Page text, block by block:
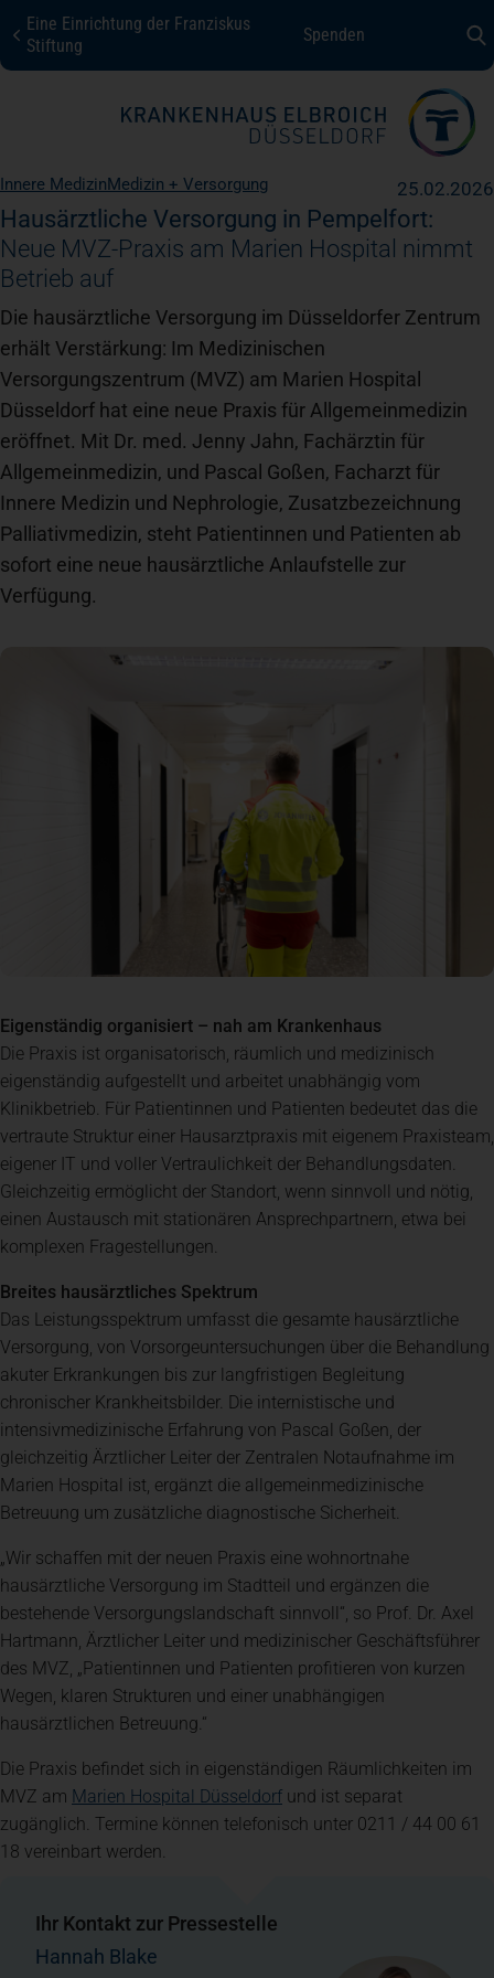
Eine Einrichtung der Franziskus
Stiftung
Spenden
KHE Düsseldorf
Patienten + Besucher
Über uns
Karriere
Kontakt
Spenden+ Helfen
Innere MedizinMedizin + Versorgung 25.02.2026
Hausärztliche Versorgung in Pempelfort:
Neue MVZ-Praxis am Marien Hospital nimmt
Betrieb auf
Die hausärztliche Versorgung im Düsseldorfer Zentrum
erhält Verstärkung: Im Medizinischen
Versorgungszentrum (MVZ) am Marien Hospital
Düsseldorf hat eine neue Praxis für Allgemeinmedizin
eröffnet. Mit Dr. med. Jenny Jahn, Fachärztin für
Allgemeinmedizin, und Pascal Goßen, Facharzt für
Innere Medizin und Nephrologie, Zusatzbezeichnung
Palliativmedizin, steht Patientinnen und Patienten ab
sofort eine neue hausärztliche Anlaufstelle zur
Verfügung.
Eigenständig organisiert – nah am Krankenhaus
Die Praxis ist organisatorisch, räumlich und medizinisch
eigenständig aufgestellt und arbeitet unabhängig vom
Klinikbetrieb. Für Patientinnen und Patienten bedeutet das die
vertraute Struktur einer Hausarztpraxis mit eigenem Praxisteam,
eigener IT und voller Vertraulichkeit der Behandlungsdaten.
Gleichzeitig ermöglicht der Standort, wenn sinnvoll und nötig,
einen Austausch mit stationären Ansprechpartnern, etwa bei
komplexen Fragestellungen.
Breites hausärztliches Spektrum
Das Leistungsspektrum umfasst die gesamte hausärztliche
Versorgung, von Vorsorgeuntersuchungen über die Behandlung
akuter Erkrankungen bis zur langfristigen Begleitung
chronischer Krankheitsbilder. Die internistische und
intensivmedizinische Erfahrung von Pascal Goßen, der
gleichzeitig Ärztlicher Leiter der Zentralen Notaufnahme im
Marien Hospital ist, ergänzt die allgemeinmedizinische
Betreuung um zusätzliche diagnostische Sicherheit.
„Wir schaffen mit der neuen Praxis eine wohnortnahe
hausärztliche Versorgung im Stadtteil und ergänzen die
bestehende Versorgungslandschaft sinnvoll“, so Prof. Dr. Axel
Hartmann, Ärztlicher Leiter und medizinischer Geschäftsführer
des MVZ, „Patientinnen und Patienten profitieren von kurzen
Wegen, klaren Strukturen und einer unabhängigen
hausärztlichen Betreuung.“
Die Praxis befindet sich in eigenständigen Räumlichkeiten im
MVZ am Marien Hospital Düsseldorf(öffnet in einem neuen Tab)
und ist separat
zugänglich. Termine können telefonisch unter 0211 / 44 00 61
18 vereinbart werden.
Ihr Kontakt zur Pressestelle
Hannah Blake